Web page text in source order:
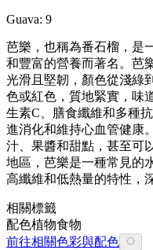
Guava: 9
芭樂，也稱為番石榴，是
和豐富的營養而著名。芭
光滑且堅韌，顏色從淺綠
色或紅色，質地緊實，味
生素C、膳食纖維和多種
進消化和維持心血管健康
汁、果醬和甜點，甚至可
地區，芭樂是一種常見的
高纖維和低熱量的特性，
相關標籤
配色植物食物
前往相關色彩與配色